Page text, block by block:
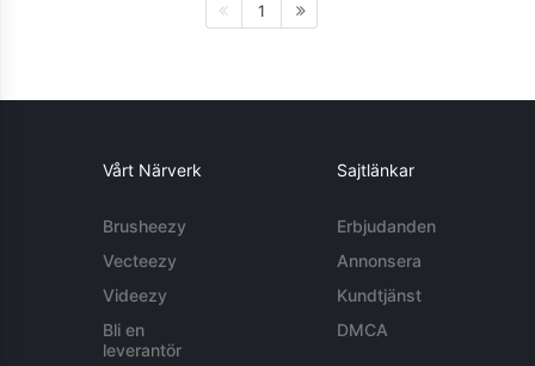
1
Vårt Närverk
Brusheezy
Vecteezy
Videezy
Bli en
leverantör
Sajtlänkar
Erbjudanden
Annonsera
Kundtjänst
DMCA